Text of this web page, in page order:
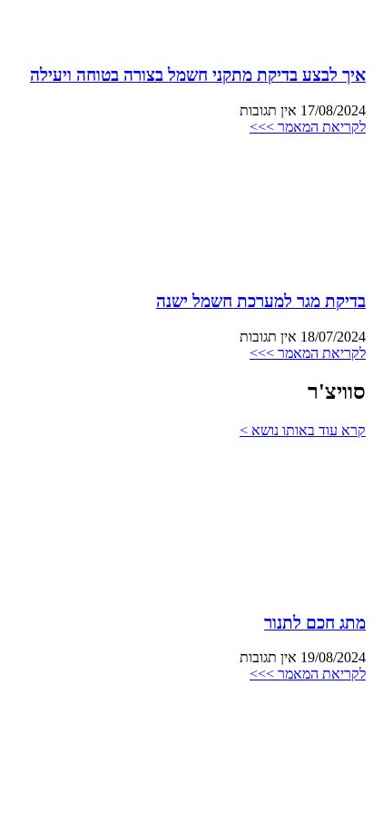
איך לבצע בדיקת מתקני חשמל בצורה בטוחה ויעילה
17/08/2024 אין תגובות
לקריאת המאמר >>>
בדיקת מגר למערכת חשמל ישנה
18/07/2024 אין תגובות
לקריאת המאמר >>>
סוויצ'ר
קרא עוד באותו נושא >
מתג חכם לתנור
19/08/2024 אין תגובות
לקריאת המאמר >>>